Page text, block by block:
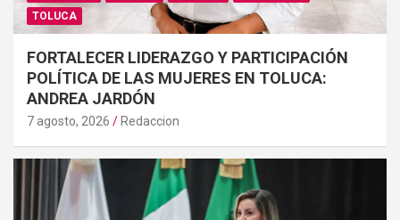
TOLUCA
FORTALECER LIDERAZGO Y PARTICIPACIÓN
POLÍTICA DE LAS MUJERES EN TOLUCA:
ANDREA JARDÓN
7 agosto, 2026 Redaccion